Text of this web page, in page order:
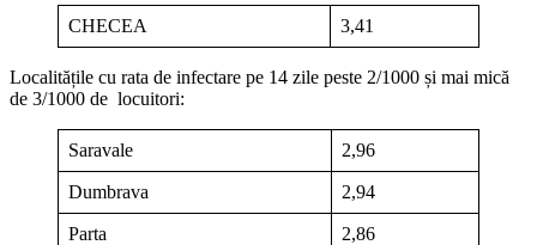
CHECEA 3,41
Localitățile cu rata de infectare pe 14 zile peste 2/1000 și mai mică
de 3/1000 de locuitori:
Saravale 2,96
Dumbrava 2,94
Parta 2,86